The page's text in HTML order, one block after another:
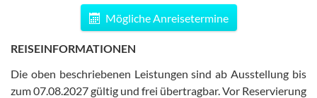
Mögliche Anreisetermine
REISEINFORMATIONEN
Die oben beschriebenen Leistungen sind ab Ausstellung bis
zum 07.08.2027 gültig und frei übertragbar. Vor Reservierung